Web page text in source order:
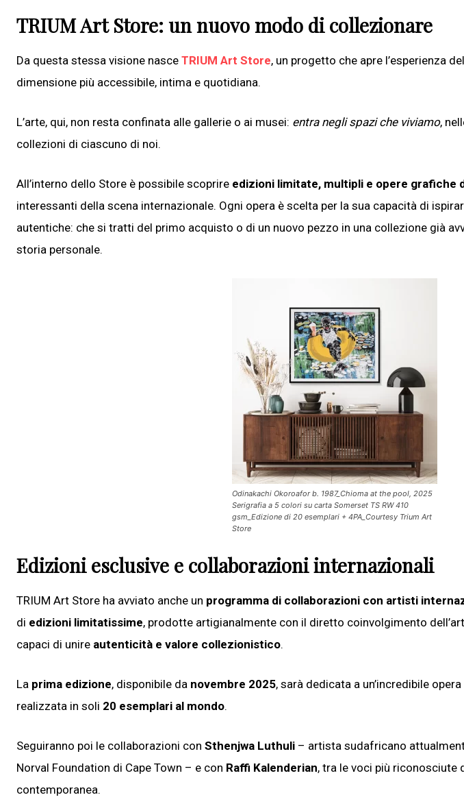
TRIUM Art Store: un nuovo modo di collezionare
Da questa stessa visione nasce TRIUM Art Store, un progetto che apre l’esperienza
dimensione più accessibile, intima e quotidiana.
L’arte, qui, non resta confinata alle gallerie o ai musei: entra negli spazi che viviamo,
collezioni di ciascuno di noi.
All’interno dello Store è possibile scoprire edizioni limitate, multipli e opere grafiche
interessanti della scena internazionale. Ogni opera è scelta per la sua capacità di
autentiche: che si tratti del primo acquisto o di un nuovo pezzo in una collezione già
storia personale.
Odinakachi Okoroafor b. 1987_Chioma at the pool, 2025
Serigrafia a 5 colori su carta Somerset TS RW 410
gsm_Edizione di 20 esemplari + 4PA_Courtesy Trium Art
Store
Edizioni esclusive e collaborazioni internazionali
TRIUM Art Store ha avviato anche un programma di collaborazioni con artisti
di edizioni limitatissime, prodotte artigianalmente con il diretto coinvolgimento
capaci di unire autenticità e valore collezionistico.
La prima edizione, disponibile da novembre 2025, sarà dedicata a un’incredibile
realizzata in soli 20 esemplari al mondo.
Seguiranno poi le collaborazioni con Sthenjwa Luthuli – artista sudafricano
Norval Foundation di Cape Town – e con Raffi Kalenderian, tra le voci più riconosciute
contemporanea.